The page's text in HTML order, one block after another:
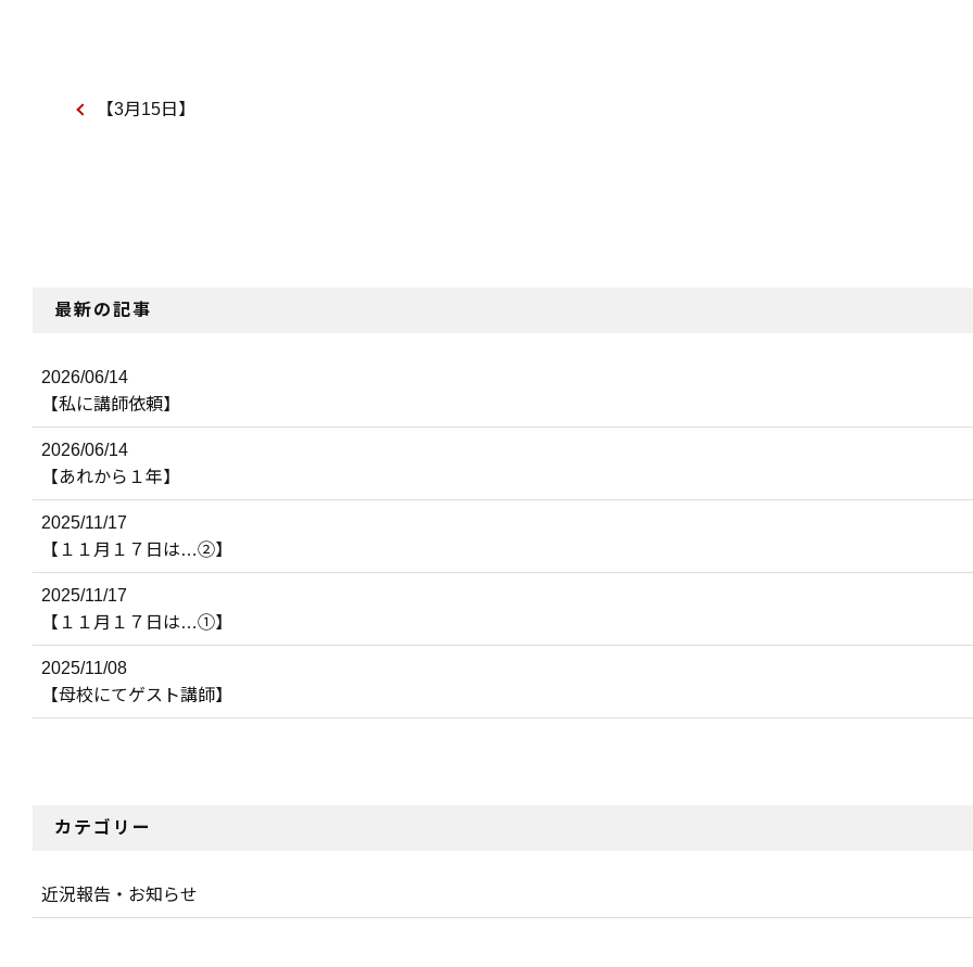
【3月15日】
最新の記事
2026/06/14
【私に講師依頼】
2026/06/14
【あれから１年】
2025/11/17
【１１月１７日は…②】
2025/11/17
【１１月１７日は…①】
2025/11/08
【母校にてゲスト講師】
カテゴリー
近況報告・お知らせ